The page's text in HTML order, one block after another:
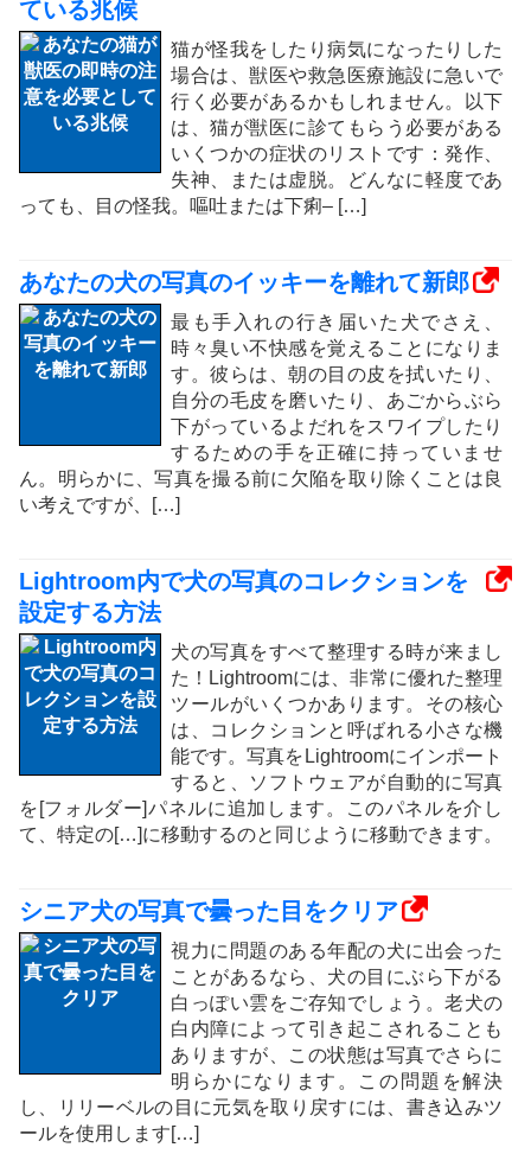
ている兆候
猫が怪我をしたり病気になったりした
場合は、獣医や救急医療施設に急いで
行く必要があるかもしれません。以下
は、猫が獣医に診てもらう必要がある
いくつかの症状のリストです：発作、
失神、または虚脱。どんなに軽度であ
っても、目の怪我。嘔吐または下痢– […]
あなたの犬の写真のイッキーを離れて新郎
最も手入れの行き届いた犬でさえ、
時々臭い不快感を覚えることになりま
す。彼らは、朝の目の皮を拭いたり、
自分の毛皮を磨いたり、あごからぶら
下がっているよだれをスワイプしたり
するための手を正確に持っていませ
ん。明らかに、写真を撮る前に欠陥を取り除くことは良
い考えですが、[…]
Lightroom内で犬の写真のコレクションを
設定する方法
犬の写真をすべて整理する時が来まし
た！Lightroomには、非常に優れた整理
ツールがいくつかあります。その核心
は、コレクションと呼ばれる小さな機
能です。写真をLightroomにインポート
すると、ソフトウェアが自動的に写真
を[フォルダー]パネルに追加します。このパネルを介し
て、特定の[…]に移動するのと同じように移動できます。
シニア犬の写真で曇った目をクリア
視力に問題のある年配の犬に出会った
ことがあるなら、犬の目にぶら下がる
白っぽい雲をご存知でしょう。老犬の
白内障によって引き起こされることも
ありますが、この状態は写真でさらに
明らかになります。この問題を解決
し、リリーベルの目に元気を取り戻すには、書き込みツ
ールを使用します[…]